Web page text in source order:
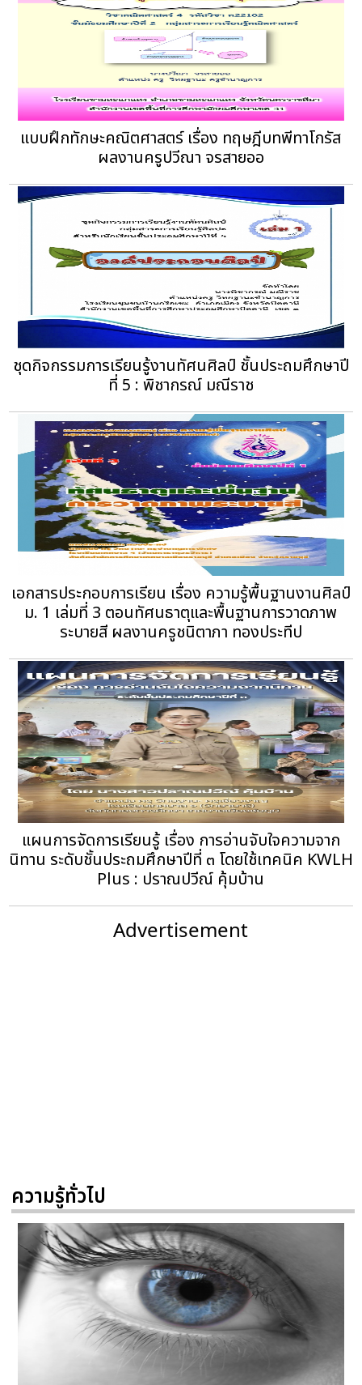
แบบฝึกทักษะคณิตศาสตร์ เรื่อง ทฤษฎีบทพีทาโกรัส
ผลงานครูปวีณา จรสายออ
ชุดกิจกรรมการเรียนรู้งานทัศนศิลป์ ชั้นประถมศึกษาปี
ที่ 5 : พิชากรณ์ มณีราช
เอกสารประกอบการเรียน เรื่อง ความรู้พื้นฐานงานศิลป์
ม. 1 เล่มที่ 3 ตอนทัศนธาตุและพื้นฐานการวาดภาพ
ระบายสี ผลงานครูชนิตาภา ทองประทีป
แผนการจัดการเรียนรู้ เรื่อง การอ่านจับใจความจาก
นิทาน ระดับชั้นประถมศึกษาปีที่ ๓ โดยใช้เทคนิค KWLH
Plus : ปราณปวีณ์ คุ้มบ้าน
Advertisement
ความรู้ทั่วไป